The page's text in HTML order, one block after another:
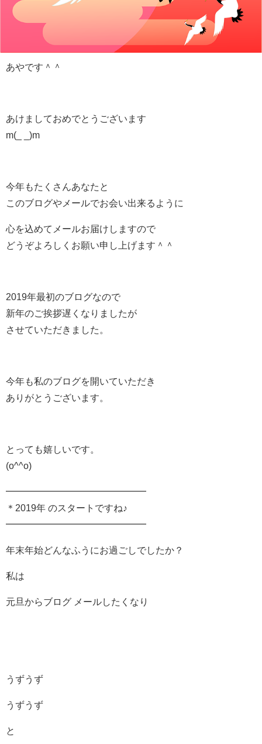
あやです＾＾
あけましておめでとうございます
m(_ _)m
今年もたくさんあなたと
このブログやメールでお会い出来るように
心を込めてメールお届けしますので
どうぞよろしくお願い申し上げます＾＾
2019年最初のブログなので
新年のご挨拶遅くなりましたが
させていただきました。
今年も私のブログを開いていただき
ありがとうございます。
とっても嬉しいです。
(o^^o)
━━━━━━━━━━━━━━━
＊2019年 のスタートですね♪
━━━━━━━━━━━━━━━
年末年始どんなふうにお過ごしでしたか？
私は
元旦からブログ メールしたくなり
うずうず
うずうず
と